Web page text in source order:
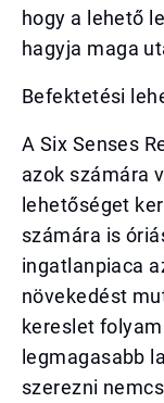
hogy a lehető
hagyja maga
Befektetési
A Six Senses
azok számára
lehetőséget
számára is
ingatlanpiaca
növekedést
kereslet
legmagasabb
szerezni